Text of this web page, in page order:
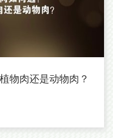
物肉还是动物肉？